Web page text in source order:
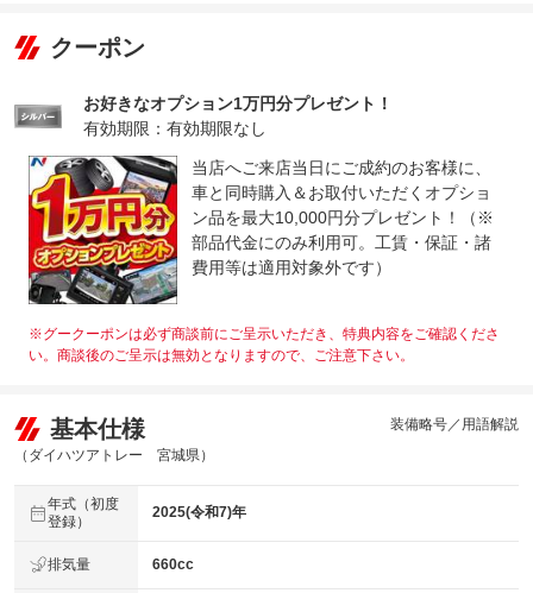
クーポン
お好きなオプション1万円分プレゼント！
有効期限：有効期限なし
当店へご来店当日にご成約のお客様に、
車と同時購入＆お取付いただくオプショ
ン品を最大10,000円分プレゼント！（※
部品代金にのみ利用可。工賃・保証・諸
費用等は適用対象外です）
※グークーポンは必ず商談前にご呈示いただき、特典内容をご確認くださ
い。商談後のご呈示は無効となりますので、ご注意下さい。
基本仕様
（ダイハツアトレー 宮城県）
装備略号／用語解説
年式（初度
登録）
2025(令和7)年
排気量 660cc